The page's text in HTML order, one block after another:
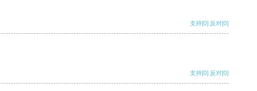
支持[0] 反对[0]
支持[0] 反对[0]